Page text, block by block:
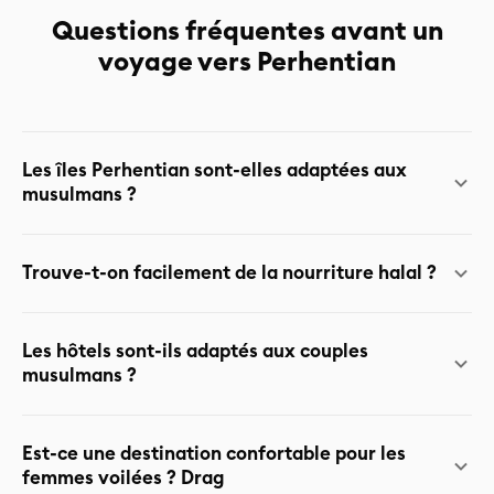
Questions fréquentes avant un
voyage vers Perhentian
Les îles Perhentian sont-elles adaptées aux
musulmans ?
Oui. Les îles Perhentian sont l’une des destinations les
naturelle et respectueuse.
Trouve-t-on facilement de la nourriture halal ?
✔️ Oui, très facilement. La majorité des restaurants sont
halal Cuisine locale, poissons et fruits de mer Options
Les hôtels sont-ils adaptés aux couples
musulmans ?
Oui. Chalets et resorts calmes et discrets Possibilité de
bungalows isolés Peu ou pas de nightlife Ambiance
Est-ce une destination confortable pour les
femmes voilées ? Drag